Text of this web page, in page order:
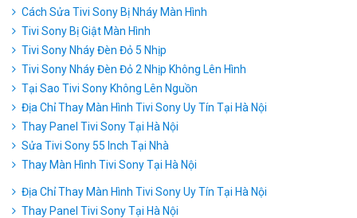
Cách Sửa Tivi Sony Bị Nháy Màn Hình
Tivi Sony Bị Giật Màn Hình
Tivi Sony Nháy Đèn Đỏ 5 Nhịp
Tivi Sony Nháy Đèn Đỏ 2 Nhịp Không Lên Hình
Tại Sao Tivi Sony Không Lên Nguồn
Địa Chỉ Thay Màn Hình Tivi Sony Uy Tín Tại Hà Nội
Thay Panel Tivi Sony Tại Hà Nội
Sửa Tivi Sony 55 Inch Tại Nhà
Thay Màn Hình Tivi Sony Tại Hà Nội
Địa Chỉ Thay Màn Hình Tivi Sony Uy Tín Tại Hà Nội
Thay Panel Tivi Sony Tại Hà Nội